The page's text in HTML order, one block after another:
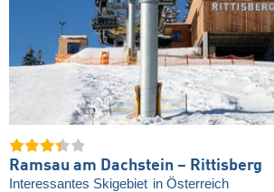
Ramsau am Dachstein – Rittisberg
Interessantes Skigebiet in Österreich